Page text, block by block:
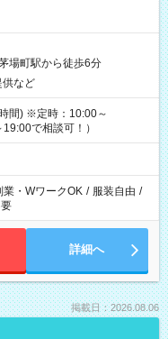
場町駅から徒歩6分
供など
間) ※定時：10:00～
で相談可！）
業・WワークOK / 服装自由 /
詳細へ
掲載日：2026.08.06